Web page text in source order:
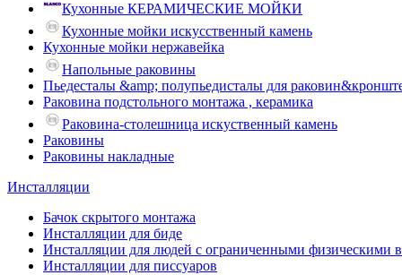
Кухонные КЕРАМИЧЕСКИЕ МОЙКИ
Кухонные мойки искусственный камень
Кухонные мойки нержавейка
Напольные раковины
Пьедесталы &amp; полупьедисталы для
Раковина подстольного монтажа , керамика
Раковина-столешница искуственный камень
Раковины
Раковины накладные
Инсталляции
Бачок скрытого монтажа
Инсталляции для биде
Инсталляции для людей с ограниченными физическими
Инсталляции для писсуаров